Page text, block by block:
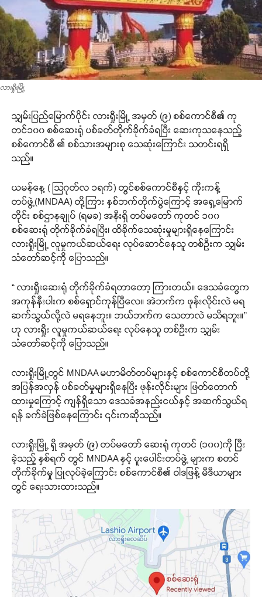
လားရှိုးမြို့
သျှမ်းပြည်မြောက်ပိုင်း လားရှိုးမြို့ အမှတ် (၉) စစ်ကောင်စီ၏ ကု
တင်၁၀၀ စစ်ဆေးရုံ ပစ်ခတ်တိုက်ခိုက်ခံရပြီး ဆေးကုသနေသည့်
စစ်ကောင်စီ ၏ စစ်သားအများစု သေဆုံးကြောင်း သတင်းရရှိ
သည်။
ယမန်နေ့ ( သြဂုတ်လ ၁ရက်) တွင်စစ်ကောင်စီနှင့် ကိုးကန့်
တပ်ဖွဲ့(MNDAA) တို့ကြား နှစ်ဘက်တိုက်ပွဲကြောင့် အရှေ့မြောက်
တိုင်း စစ်ဌာနချုပ် (ရမခ) အနီးရှိ တပ်မတော် ကုတင် ၁၀၀
စစ်ဆေးရုံ တိုက်ခိုက်ခံရပြီး၊ ထိခိုက်သေဆုံးမှုများရှိနေကြောင်း
လားရှိုးမြို့ လူမှုကယ်ဆယ်ရေး လုပ်ဆောင်နေသူ တစ်ဦးက သျှမ်း
သံတော်ဆင့်ကို ပြောသည်။
“ လားရှိုးဆေးရုံ တိုက်ခိုက်ခံရတာတော့ ကြားတယ်။ ဒေသခံတွေက
အကုန်နီးပါးက စစ်ရှောင်ကုန်ပြီလေ။ အဲဘက်က ဖုန်းလိုင်းလဲ မရ
ဆက်သွယ်လို့လဲ မရနေဘူး။ ဘယ်ဘက်က သေတာလဲ မသိရဘူး။”
ဟု လားရှိုး လူမှုကယ်ဆယ်ရေး လုပ်နေသူ တစ်ဦးက သျှမ်း
သံတော်ဆင့်ကို ပြောသည်။
လားရှိုးမြို့တွင် MNDAA မဟာမိတ်တပ်များနှင့် စစ်ကောင်စီတပ်တို့
အပြန်အလှန် ပစ်ခတ်မှုများရှိနေပြီး ဖုန်းလိုင်းများ ဖြတ်တောက်
ထားမှုကြောင့် ကျန်ရှိသော ဒေသခံအနည်းငယ်နှင့် အဆက်သွယ်ရ
ရန် ခက်ခဲဖြစ်နေကြောင်း ၎င်းကဆိုသည်။
လားရှိုးမြို့ ရှိ အမှတ် (၉) တပ်မတော် ဆေးရုံ ကုတင် (၁၀၀)ကို ပြီး
ခဲ့သည့် နှစ်ရက် တွင် MNDAA နှင့် ပူးပေါင်းတပ်ဖွဲ့ များက စတင်
တိုက်ခိုက်မှု ပြုလုပ်ခဲ့ကြောင်း စစ်ကောင်စီ၏ ဝါဒဖြန့် မီဒီယာများ
တွင် ရေးသားထားသည်။